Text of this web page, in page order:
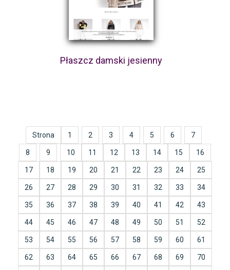
Płaszcz damski jesienny
Strona 1 2 3 4 5 6 7
8 9 10 11 12 13 14 15 16
17 18 19 20 21 22 23 24 25
26 27 28 29 30 31 32 33 34
35 36 37 38 39 40 41 42 43
44 45 46 47 48 49 50 51 52
53 54 55 56 57 58 59 60 61
62 63 64 65 66 67 68 69 70